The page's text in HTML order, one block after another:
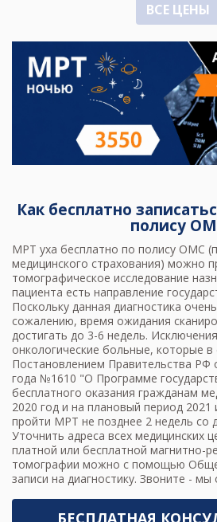
ВСЕ ЦЕНЫ
Как бесплатно
полису
МРТ уха бесплатно по полису ОМС
медицинского страхования) можно
томографическое исследование
пациента есть направление
Поскольку данная диагностика
сожалению, время ожидания
достигать до 3-6 недель.
онкологические больные, которые в
Постановлением Правительства РФ
года №1610 "О Программе
бесплатного оказания гражданам
2020 год и на плановый период 2021
пройти МРТ не позднее 2 недель со
Уточнить адреса всех медицинских
платной или бесплатной магнитно-
томографии можно с помощью
записи на диагностику. Звоните -
БЕСПЛАТНАЯ